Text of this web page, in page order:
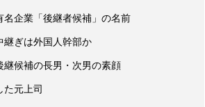
企業「後継者候補」の名前
ぎは外国人幹部か
候補の長男・次男の素顔
た元上司